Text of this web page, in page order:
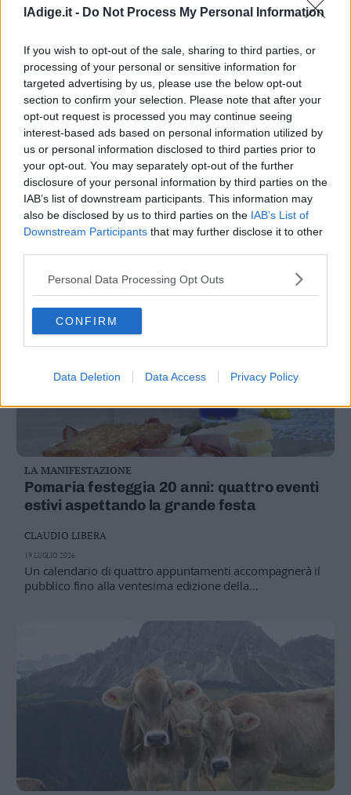
lAdige.it - Do Not Process My Personal Information
If you wish to opt-out of the sale, sharing to third parties, or
processing of your personal or sensitive information for
targeted advertising by us, please use the below opt-out
section to confirm your selection. Please note that after your
opt-out request is processed you may continue seeing
interest-based ads based on personal information utilized by
us or personal information disclosed to third parties prior to
your opt-out. You may separately opt-out of the further
disclosure of your personal information by third parties on the
IAB’s list of downstream participants. This information may
also be disclosed by us to third parties on the IAB’s List of
Downstream Participants that may further disclose it to other
Personal Data Processing Opt Outs
CONFIRM
Data Deletion Data Access Privacy Policy
IL BILANCIO
Trentodoc, nel 2025 vendute 12,2 milioni di
bottiglie: fatturato stabile
Nonostante un mercato internazionale complesso, il
comparto ha mantenuto un fatturato di 180 milioni di
mentre l'export è rimasto stabile al 15% delle vendite
complessive
19 LUGLIO 2026
LA MANIFESTAZIONE
Pomaria festeggia 20 anni: quattro eventi
estivi aspettando la grande festa
Un calendario di quattro appuntamenti accompagnerà il
pubblico fino alla ventesima edizione della
CLAUDIO LIBERA
19 LUGLIO 2026